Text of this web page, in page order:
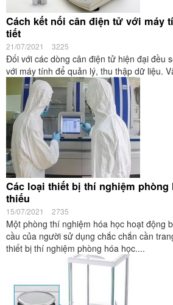
Cách kết nối cân điện tử với máy
tiết
21/07/2021 3225
Đối với các dòng cân điện tử hiện đại đều
với máy tính để quản lý, thu thập dữ liệu.
Các loại thiết bị thí nghiệm phòng
thiếu
15/07/2021 2735
Một phòng thí nghiệm hóa học hoạt động
cầu của người sử dụng chắc chắn cần
thiết bị thí nghiệm phòng hóa học....